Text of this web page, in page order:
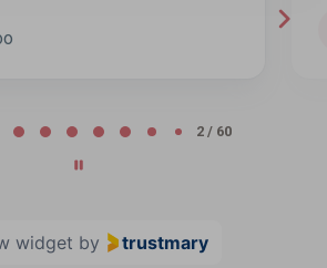
2 / 60
widget by trustmary